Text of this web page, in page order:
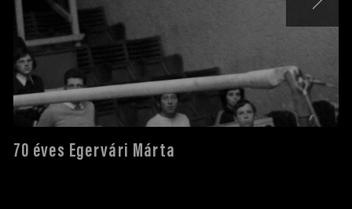
70 éves Egervári Márta